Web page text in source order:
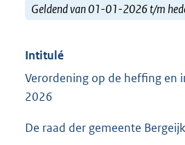
Geldend van 01-01-2026 t/m
Intitulé
Verordening op de heffing en
2026
De raad der gemeente